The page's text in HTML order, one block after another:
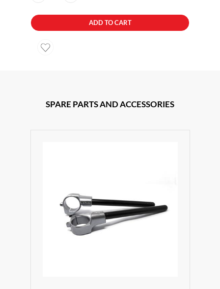
ADD TO CART
SPARE PARTS AND ACCESSORIES